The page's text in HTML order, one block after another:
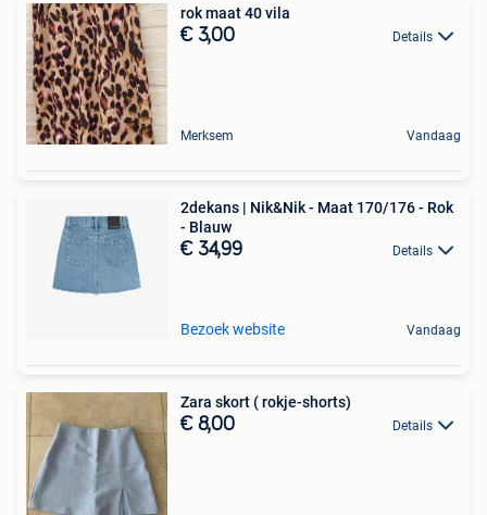
rok maat 40 vila
€ 3,00 Details
Merksem Vandaag
2dekans | Nik&Nik - Maat 170/176 - Rok
- Blauw
€ 34,99 Details
Bezoek website Vandaag
Zara skort ( rokje-shorts)
€ 8,00 Details